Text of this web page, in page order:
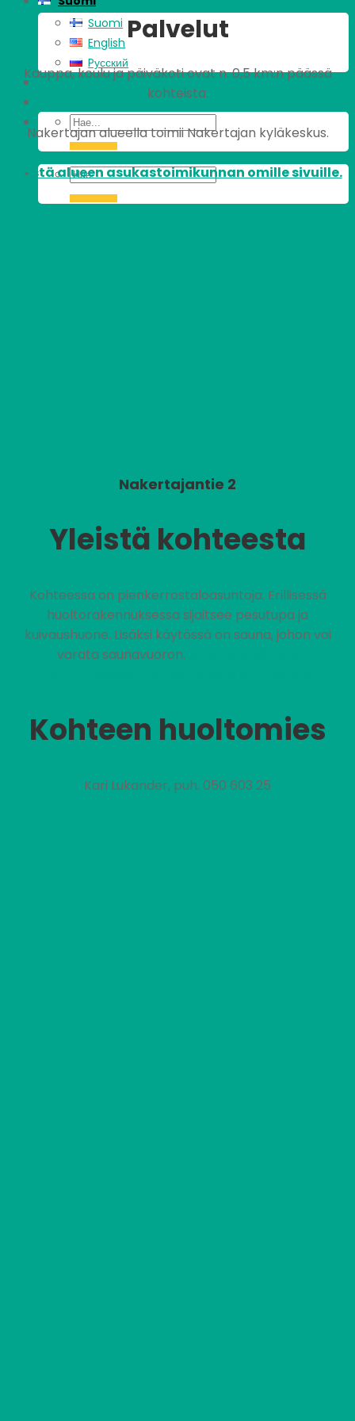
Suomi
English
Pусский
Palvelut
Kauppa, koulu ja päiväkoti ovat n. 0,5 km:n päässä
kohteista.
Nakertajan alueella toimii Nakertajan kyläkeskus.
Tästä alueen asukastoimikunnan omille sivuille.
Nakertajantie 2
Yleistä kohteesta
Kohteessa on pienkerrostaloasuntoja. Erillisessä
huoltorakennuksessa sijaitsee pesutupa ja
kuivaushuone. Lisäksi käytössä on sauna, johon voi
varata saunavuoron.
Kohteen huoltomies
Kari Lukander, puh. 050 603 25